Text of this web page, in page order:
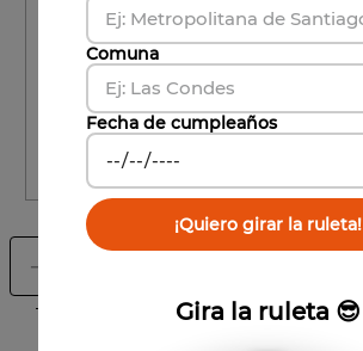
Comuna
Comuna
－
Gira la ruleta 😎
Comuna
Fecha de cumpleaños
¡Quiero girar la ruleta!